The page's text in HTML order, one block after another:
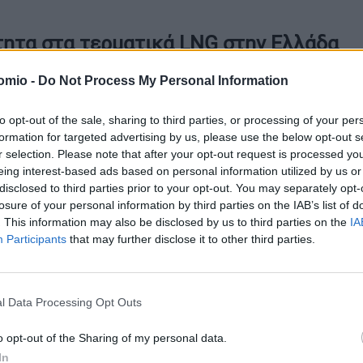
- Do Not Process My Personal Information
opt-out of the sale, sharing to third parties, or processing of your
for targeted advertising by us, please use the below opt-out
selection. Please note that after your opt-out request is processed
interest-based ads based on personal information utilized by us
to third parties prior to your opt-out. You may separately
of your personal information by third parties on the IAB’s list of
This information may also be disclosed by us to third parties on the
Participants that may further disclose it to other third parties.
Data Processing Opt Outs
opt-out of the Sharing of my personal data.
στα τερματικά LNG στην Ελλάδα
της ανάγκης πλήρωσης των ευρωπαϊκών αποθηκών
επίπεδα απ’ ότι την αντίστοιχη περίοδο
της ΕΕ, τα κράτη – μέλη πρέπει να έχουν
γεμίσει τις
την 1η Νοεμβρίου κάθε έτους. Ωστόσο εφέτος η
χαμηλή πληρότητα στις υπόγειες αποθήκες της
στοιχεία, στις 8 Ιουνίου η πληρότητα είχε αυξηθεί
Στην Ελλάδα η πληρότητα στα LNG τέρμιναλ ήταν 43%,
ένα χρόνο.
αύξηση της συμμετοχής του φυσικού αερίου στο